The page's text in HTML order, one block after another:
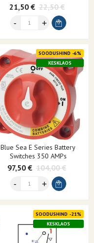
21,50 € 22,50 €
SOODUSHIND -6%
KESKLAOS
Blue Sea E Series Battery
Switches 350 AMPs
97,50 € 104,00 €
SOODUSHIND -21%
KESKLAOS